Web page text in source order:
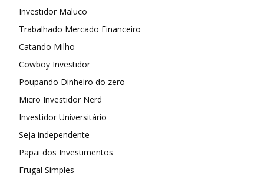
Investidor Maluco
Trabalhado Mercado Financeiro
Catando Milho
Cowboy Investidor
Poupando Dinheiro do zero
Micro Investidor Nerd
Investidor Universitário
Seja independente
Papai dos Investimentos
Frugal Simples